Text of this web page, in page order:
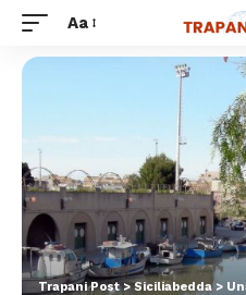
Aa
Trapani Post>Siciliabedda>